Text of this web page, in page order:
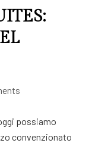
possiamo
convenzionato